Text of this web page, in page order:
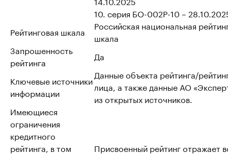
10. серия БО-002Р-10 –
Рейтинговая шкала
Российская национальная
шкала
Запрошенность
рейтинга
Да
Ключевые источники
информации
Данные объекта рейтинга/
лица, а также данные АО
из открытых источников.
Имеющиеся
ограничения
кредитного
рейтинга, в том
Присвоенный рейтинг отражает